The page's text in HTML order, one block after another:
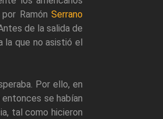
Ramón Serrano
de la salida de
la que no asistió el
Por ello, en
se habían
tal como hicieron